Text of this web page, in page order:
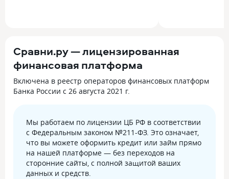
Сравни.ру — лицензированная
финансовая платформа
Включена в реестр операторов финансовых платформ
Банка России с 26 августа 2021 г.
Мы работаем по лицензии ЦБ РФ в соответствии
с Федеральным законом №211-ФЗ. Это означает,
что вы можете оформить кредит или займ прямо
на нашей платформе — без переходов на
сторонние сайты, с полной защитой ваших
данных и средств.